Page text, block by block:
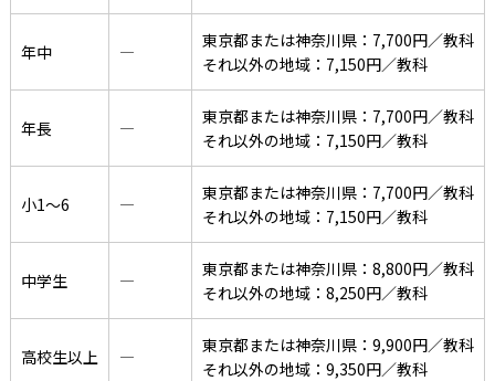
年中 ―
東京都または神奈川県：7,700円／教科
それ以外の地域：7,150円／教科
年長 ―
東京都または神奈川県：7,700円／教科
それ以外の地域：7,150円／教科
小1〜6 ―
東京都または神奈川県：7,700円／教科
それ以外の地域：7,150円／教科
中学生 ―
東京都または神奈川県：8,800円／教科
それ以外の地域：8,250円／教科
高校生以上 ―
東京都または神奈川県：9,900円／教科
それ以外の地域：9,350円／教科